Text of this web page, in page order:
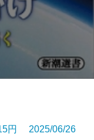
円 2025/06/26